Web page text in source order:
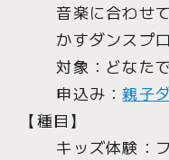
音楽に合わせ
かすダンスプ
対象：どなた
申込み：親子
【種目】
キッズ体験：